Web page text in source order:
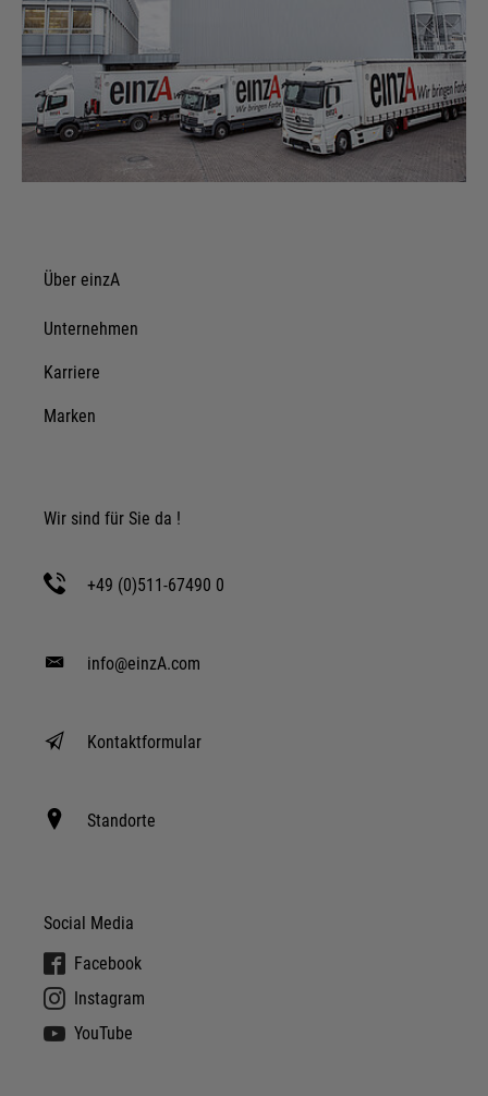
Über einzA
Unternehmen
Karriere
Marken
Wir sind für Sie da !
+49 (0)511-67490 0
info@einzA.com
Kontaktformular
Standorte
Social Media
Facebook
Instagram
YouTube